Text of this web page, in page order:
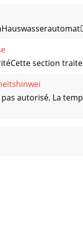
section
pas autorisé. La